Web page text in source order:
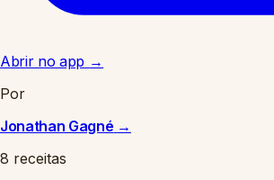
Abrir no app →
Por
Jonathan Gagné →
8 receitas